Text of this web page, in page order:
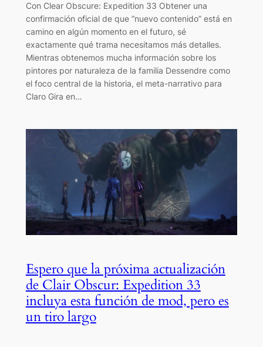
Con Clear Obscure: Expedition 33 Obtener una
confirmación oficial de que “nuevo contenido” está en
camino en algún momento en el futuro, sé
exactamente qué trama necesitamos más detalles.
Mientras obtenemos mucha información sobre los
pintores por naturaleza de la familia Dessendre como
el foco central de la historia, el meta-narrativo para
Claro Gira en…
Espero que la próxima actualización
de Clair Obscur: Expedition 33
incluya esta función de mod, pero es
un tiro largo